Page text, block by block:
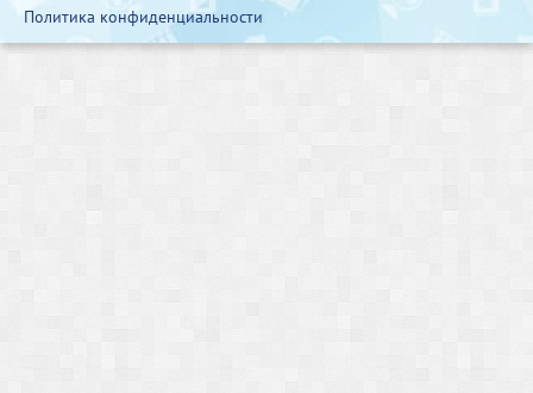
Политика конфиденциальности